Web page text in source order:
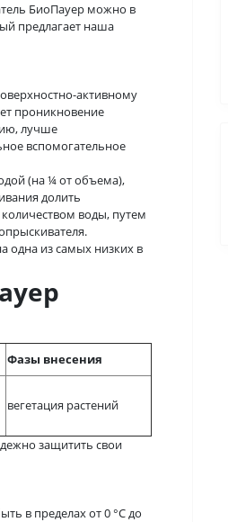
БиоПауер можно в
предлагает наша
активному
проникновение
лучше
вспомогательное
(на ¼ от объема),
долить
воды, путем
одна из самых низких в
Фазы внесения
вегетация растений
защитить свои
в пределах от 0 °С до